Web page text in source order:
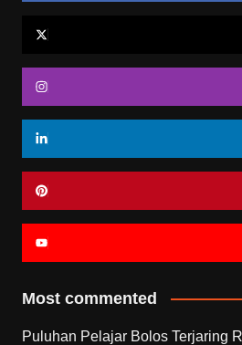
Most commented
Puluhan Pelajar Bolos Terjaring